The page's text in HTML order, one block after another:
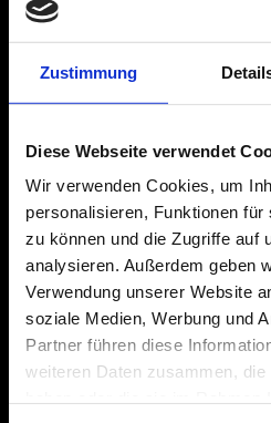
Zustimmung
Diese Webseite verwendet
Wir verwenden Cookies, um
personalisieren, Funktionen
zu können und die Zugriffe auf
analysieren. Außerdem geben
Verwendung unserer Website
soziale Medien, Werbung und
Partner führen diese
weiteren Daten zusammen,
Produktionsprozess
REGIONAL =
EAU~K Wasserspender
Trinkwasser direkt aus
Ort und schaffen damit
Wasserquelle. Das spart